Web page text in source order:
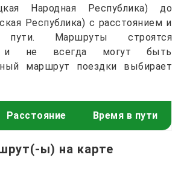
Народная Республика) до
Республика) с расстоянием и
Маршруты строятся
и не всегда могут быть
маршрут поездки выбирает
Расстояние Время в пути
ы) на карте